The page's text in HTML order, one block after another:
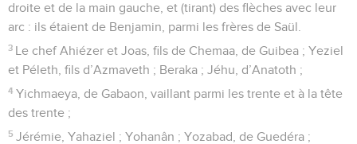
droite et de la main gauche, et (tirant) des flèches avec leur
arc : ils étaient de Benjamin, parmi les frères de Saül.
3 Le chef Ahiézer et Joas, fils de Chemaa, de Guibea ; Yeziel
et Péleth, fils d’Azmaveth ; Beraka ; Jéhu, d’Anatoth ;
4 Yichmaeya, de Gabaon, vaillant parmi les trente et à la tête
des trente ;
5 Jérémie, Yahaziel ; Yohanân ; Yozabad, de Guedéra ;